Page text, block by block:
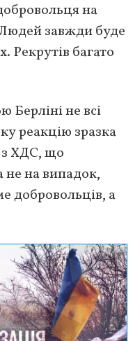
на
завжди буде
Рекрутів багато
не всі
реакцію зразка
з ХДС, що
не на випадок,
добровольців, а